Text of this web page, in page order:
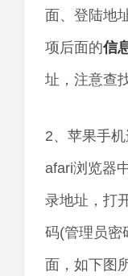
面、登陆地
项后面的信
址，注意查
2、苹果手
afari浏览器
录地址，打
码(管理员密
面，如下图